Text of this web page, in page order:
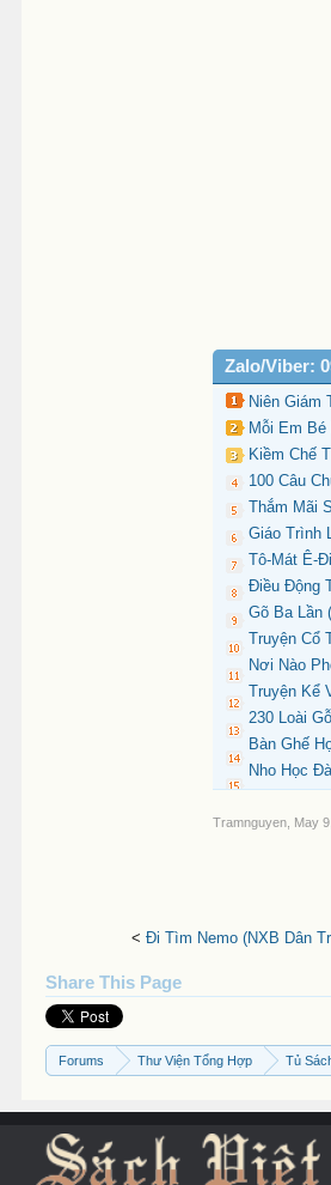
Zalo/Viber:
Niên Giám
Mỗi Em
Kiềm Chế
100 Câu
Thắm Mãi
Giáo Trình
Tô-Mát Ê-
Điều Động
Gõ Ba Lần
Truyện Cổ
Nơi Nào
Truyện Kể
230 Loài
Bàn Ghế
Nho Học
Tramnguyen May
< Đi Tìm Nemo (NXB Dân
Share This Page
Forums Thư Viện Tổng Hợp Tủ